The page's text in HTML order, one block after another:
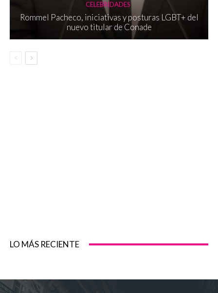
CELEBRIDADES
Rommel Pacheco, iniciativas y posturas LGBT+ del
nuevo titular de Conade
LO MÁS RECIENTE